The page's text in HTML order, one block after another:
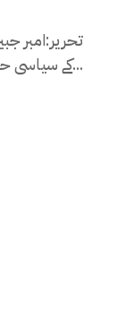
کے سیاسی حقوق اورجدا...